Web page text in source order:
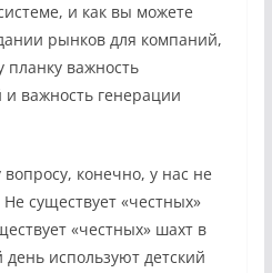
и как вы можете
рынков для компаний,
планку важность
важность генерации
конечно, у нас не
существует «честных»
«честных» шахт в
используют детский